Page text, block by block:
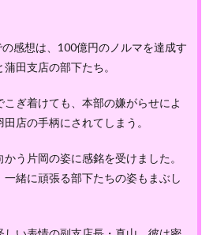
感想は、100億円のノルマを達成す
田支店の部下たち。
ぎ着けても、本部の嫌がらせによ
店の手柄にされてしまう。
う片岡の姿に感銘を受けました。
緒に頑張る部下たちの姿もまぶし